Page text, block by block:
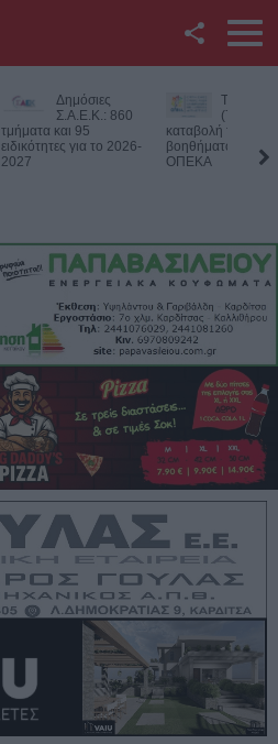
Twitter
YouTube
RSS
KarditsaLive.Net
Την Παρασκευή
(7/8) η δεύτερη
καταβολή του
βοηθήματος του ΛΑΕ-
ΟΠΕΚΑ
Νεκρός
αγροτική
περιοχή του
Πιθανό